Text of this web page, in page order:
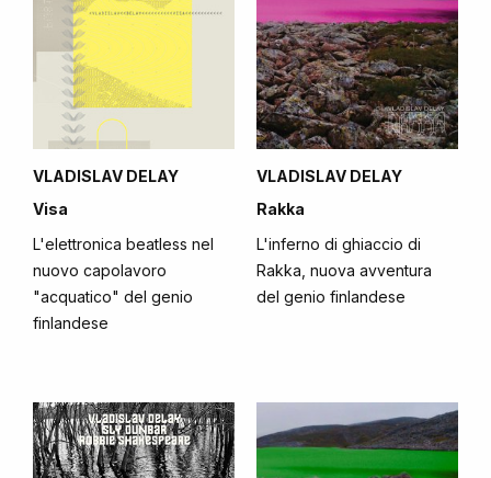
VLADISLAV DELAY
Visa
L'elettronica beatless nel
nuovo capolavoro
"acquatico" del genio
finlandese
VLADISLAV DELAY
Rakka
L'inferno di ghiaccio di
Rakka, nuova avventura
del genio finlandese